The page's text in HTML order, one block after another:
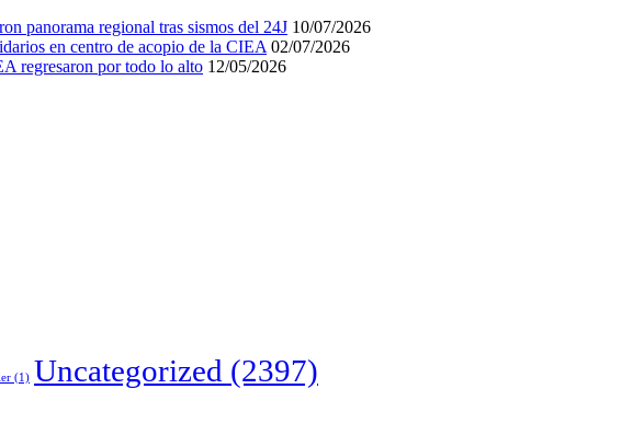
panorama regional tras sismos del 24J 10/07/2026
en centro de acopio de la CIEA 02/07/2026
regresaron por todo lo alto 12/05/2026
(1) Uncategorized (2397)